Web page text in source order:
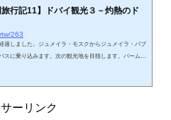
旅行記11】ドバイ観光３－灼熱のド
263
過しました。ジュメイラ・モスクからジュメイラ・パブ
スに乗り込みます。次の観光地を目指します。パーム・
ジュメイラはヤシの木（パーム）状に埋め立てて造成さ
ーリンク